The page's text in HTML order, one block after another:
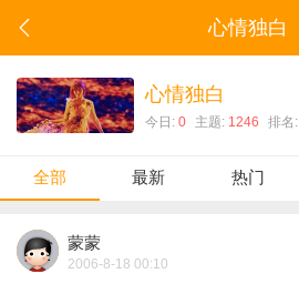
心情独白
心情独白
今日:0 主题: 1246 排名:
全部 最新 热门
蒙蒙
2006-8-18 00:10